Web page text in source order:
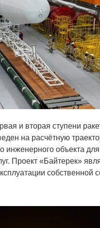
и вторая ступени
на расчётную
инженерного объекта
Проект «Байтерек»
собственной